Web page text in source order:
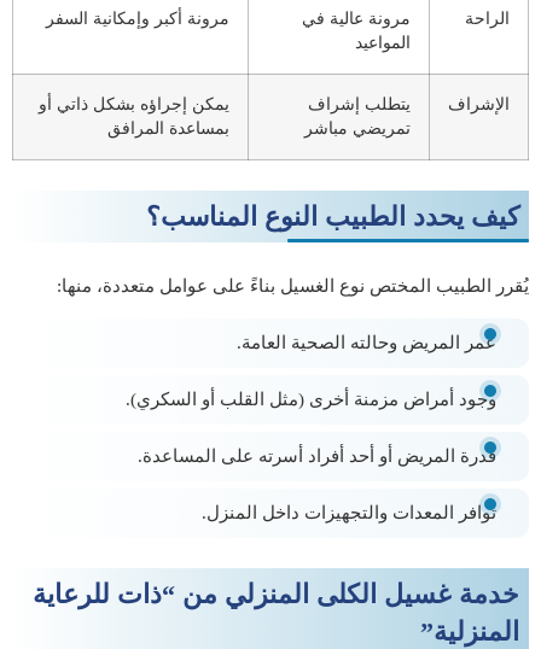
الراحة
مرونة عالية في
المواعيد
مرونة أكبر وإمكانية السفر
الإشراف
يتطلب إشراف
تمريضي مباشر
يمكن إجراؤه بشكل ذاتي أو
بمساعدة المرافق
كيف يحدد الطبيب النوع المناسب؟
يُقرر الطبيب المختص نوع الغسيل بناءً على عوامل متعددة، منها:
عمر المريض وحالته الصحية العامة.
وجود أمراض مزمنة أخرى (مثل القلب أو السكري).
قدرة المريض أو أحد أفراد أسرته على المساعدة.
توافر المعدات والتجهيزات داخل المنزل.
خدمة غسيل الكلى المنزلي من “ذات للرعاية
المنزلية”